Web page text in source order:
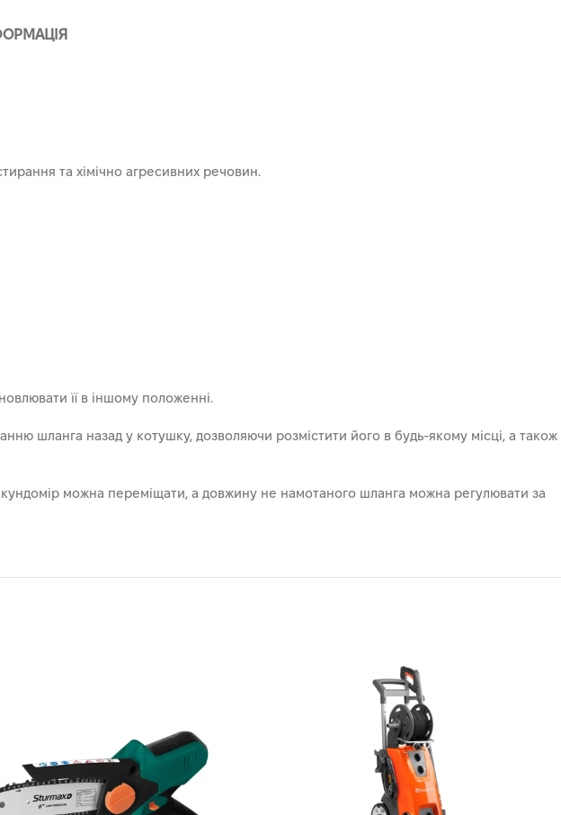
та хімічно агресивних речовин.
її в іншому положенні.
шланга назад у котушку, дозволяючи розмістити його в будь-якому місці, а також
можна переміщати, а довжину не намотаного шланга можна регулювати за